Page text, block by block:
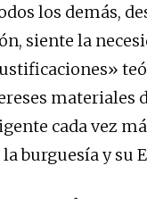
los demás,
siente la
materiales
cada vez
burguesía y su